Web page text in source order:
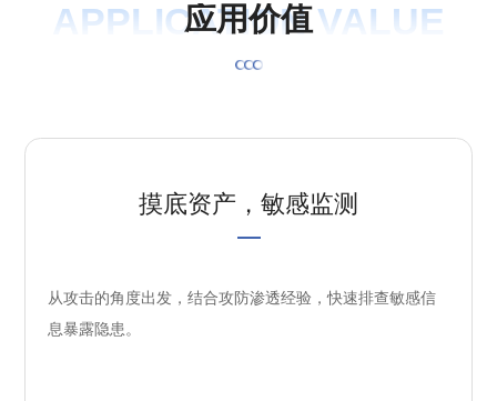
APPLICATION VALUE
应用价值
摸底资产，敏感监测
从攻击的角度出发，结合攻防渗透经验，快速排查敏感信
息暴露隐患。